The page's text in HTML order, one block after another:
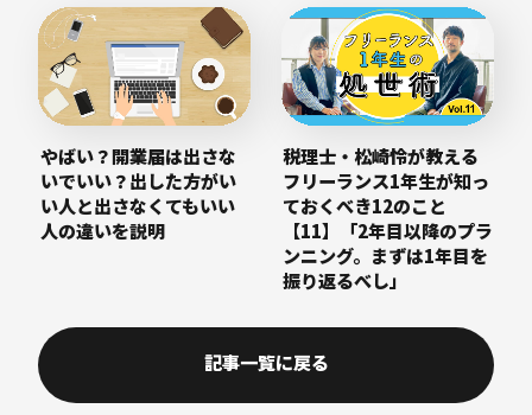
やばい？開業届は出さな
いでいい？出した方がい
い人と出さなくてもいい
人の違いを説明
税理士・松崎怜が教える
フリーランス1年生が知っ
ておくべき12のこと
【11】「2年目以降のプラ
ンニング。まずは1年目を
振り返るべし」
記事一覧に戻る